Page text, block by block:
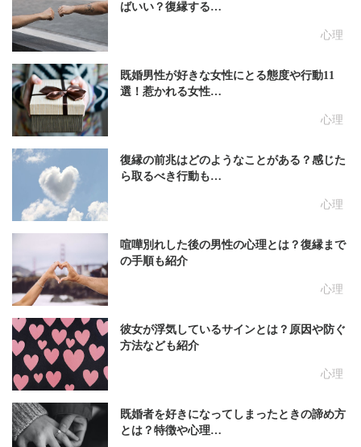
心理
ばいい？復縁する…
心理
既婚男性が好きな女性にとる態度や行動11
選！惹かれる女性…
心理
復縁の前兆はどのようなことがある？感じた
ら取るべき行動も…
心理
喧嘩別れした後の男性の心理とは？復縁まで
の手順も紹介
心理
彼女が浮気しているサインとは？原因や防ぐ
方法なども紹介
既婚者を好きになってしまったときの諦め方
とは？特徴や心理…